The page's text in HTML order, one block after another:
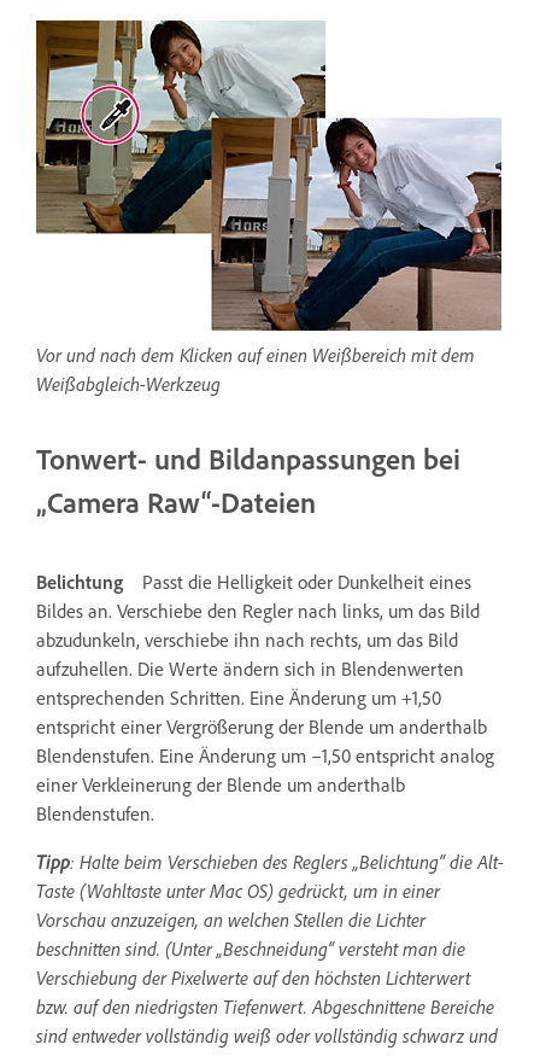
Vor und nach dem Klicken auf einen Weißbereich mit dem
Weißabgleich-Werkzeug
Tonwert- und Bildanpassungen bei
„Camera Raw“-Dateien
Belichtung
Passt die Helligkeit oder Dunkelheit eines
Bildes an. Verschiebe den Regler nach links, um das Bild
abzudunkeln, verschiebe ihn nach rechts, um das Bild
aufzuhellen. Die Werte ändern sich in Blendenwerten
entsprechenden Schritten. Eine Änderung um +1,50
entspricht einer Vergrößerung der Blende um anderthalb
Blendenstufen. Eine Änderung um –1,50 entspricht analog
einer Verkleinerung der Blende um anderthalb
Blendenstufen.
Tipp: Halte beim Verschieben des Reglers „Belichtung“ die Alt-
Taste (Wahltaste unter Mac OS) gedrückt, um in einer
Vorschau anzuzeigen, an welchen Stellen die Lichter
beschnitten sind. (Unter „Beschneidung“ versteht man die
Verschiebung der Pixelwerte auf den höchsten Lichterwert
bzw. auf den niedrigsten Tiefenwert. Abgeschnittene Bereiche
sind entweder vollständig weiß oder vollständig schwarz und